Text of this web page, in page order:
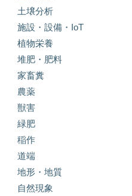
土壌分析
施設・設備・IoT
植物栄養
堆肥・肥料
家畜糞
農薬
獣害
緑肥
稲作
道端
地形・地質
自然現象